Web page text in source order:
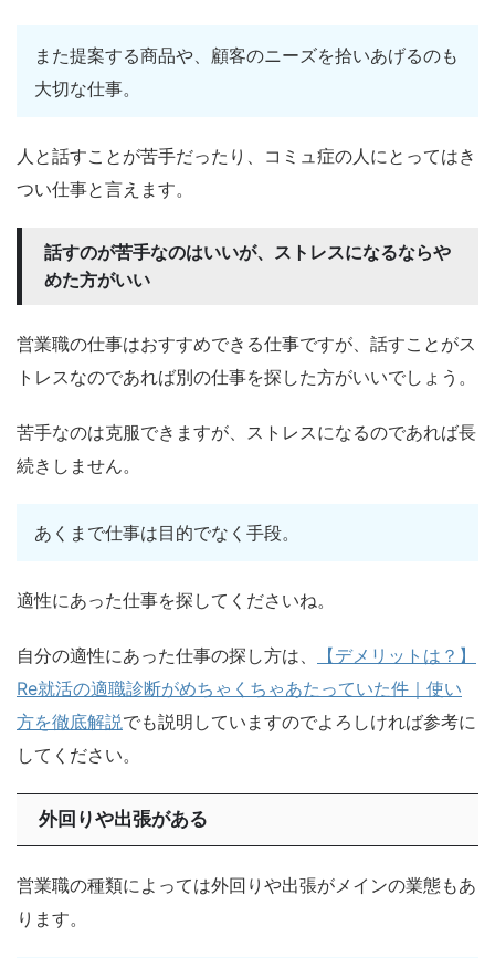
また提案する商品や、顧客のニーズを拾いあげるのも
大切な仕事。
人と話すことが苦手だったり、コミュ症の人にとってはき
つい仕事と言えます。
話すのが苦手なのはいいが、ストレスになるならや
めた方がいい
営業職の仕事はおすすめできる仕事ですが、話すことがス
トレスなのであれば別の仕事を探した方がいいでしょう。
苦手なのは克服できますが、ストレスになるのであれば長
続きしません。
あくまで仕事は目的でなく手段。
適性にあった仕事を探してくださいね。
自分の適性にあった仕事の探し方は、
【デメリットは？】
Re就活の適職診断がめちゃくちゃあたっていた件｜使い
方を徹底解説でも説明していますのでよろしければ参考に
してください。
外回りや出張がある
営業職の種類によっては外回りや出張がメインの業態もあ
ります。